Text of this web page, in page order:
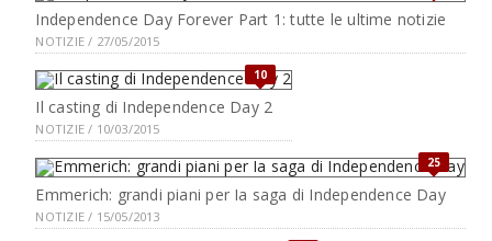
Independence Day Forever Part 1: tutte le ultime notizie
NOTIZIE / 27/05/2015
10
Il casting di Independence Day 2
NOTIZIE / 10/03/2015
25
Emmerich: grandi piani per Ia saga di Independence Day
NOTIZIE / 15/05/2013